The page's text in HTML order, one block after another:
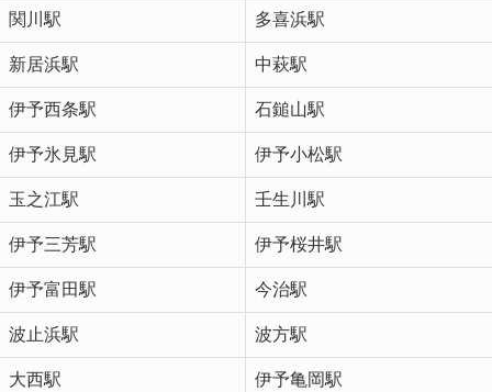
関川駅 多喜浜駅
新居浜駅 中萩駅
伊予西条駅 石鎚山駅
伊予氷見駅 伊予小松駅
玉之江駅 壬生川駅
伊予三芳駅 伊予桜井駅
伊予富田駅 今治駅
波止浜駅 波方駅
大西駅 伊予亀岡駅